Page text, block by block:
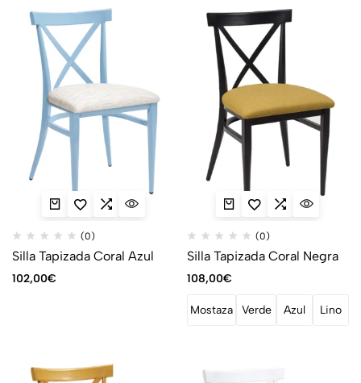
(0)
Silla Tapizada Coral Azul
102,00€
(0)
Silla Tapizada Coral Negra
108,00€
Mostaza Verde Azul Lino